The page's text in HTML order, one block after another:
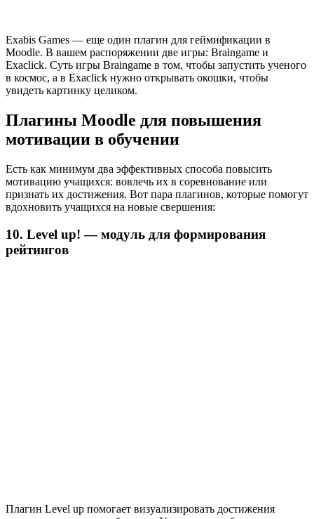
Exabis Games — еще один плагин для геймификации в
Moodle. В вашем распоряжении две игры: Braingame и
Exaclick. Суть игры Braingame в том, чтобы запустить ученого
в космос, а в Exaclick нужно открывать окошки, чтобы
увидеть картинку целиком.
Плагины Moodle для повышения
мотивации в обучении
Есть как минимум два эффективных способа повысить
мотивацию учащихся: вовлечь их в соревнование или
признать их достижения. Вот пара плагинов, которые помогут
вдохновить учащихся на новые свершения:
10. Level up! — модуль для формирования
рейтингов
Плагин Level up помогает визуализировать достижения